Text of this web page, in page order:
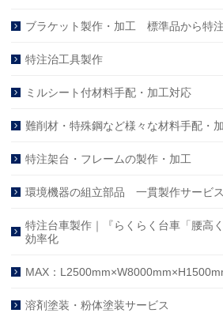
ブラケット製作・加工 標準品から特
特注治工具製作
ミルシート付材料手配・加工対応
難削材・特殊鋼など様々な材料手配・
特注架台・フレームの製作・加工
環境機器の組立部品 一貫製作サービス
特注台車製作｜『らくらく台車「腰高
効率化
MAX：
溶剤塗装・粉体塗装サービス